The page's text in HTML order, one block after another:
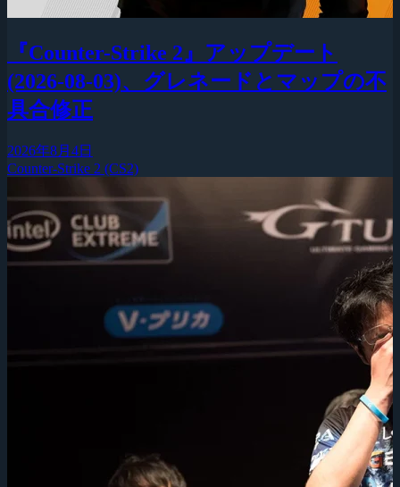
『Counter-Strike 2』アップデート
(2026-08-03)、グレネードとマップの不
具合修正
2026年8月4日
Counter-Strike 2 (CS2)